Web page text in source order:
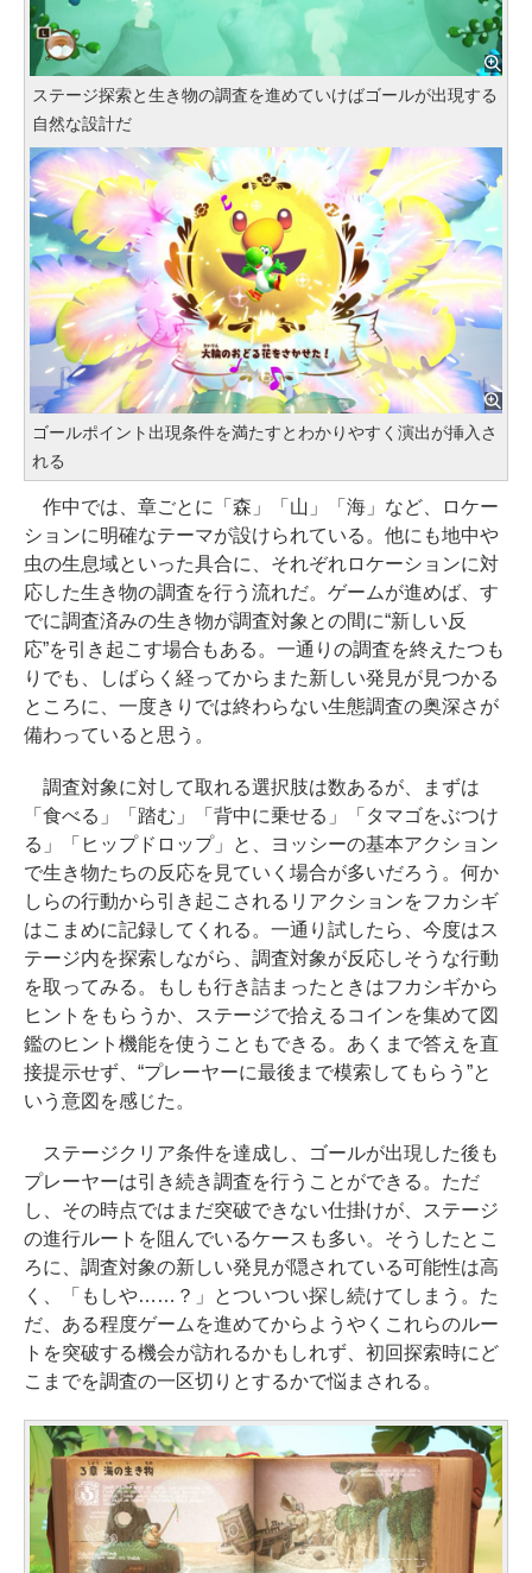
ステージ探索と生き物の調査を進めていけばゴールが出現する
自然な設計だ
ゴールポイント出現条件を満たすとわかりやすく演出が挿入さ
れる
作中では、章ごとに「森」「山」「海」など、ロケー
ションに明確なテーマが設けられている。他にも地中や
虫の生息域といった具合に、それぞれロケーションに対
応した生き物の調査を行う流れだ。ゲームが進めば、す
でに調査済みの生き物が調査対象との間に“新しい反
応”を引き起こす場合もある。一通りの調査を終えたつも
りでも、しばらく経ってからまた新しい発見が見つかる
ところに、一度きりでは終わらない生態調査の奥深さが
備わっていると思う。
調査対象に対して取れる選択肢は数あるが、まずは
「食べる」「踏む」「背中に乗せる」「タマゴをぶつけ
る」「ヒップドロップ」と、ヨッシーの基本アクション
で生き物たちの反応を見ていく場合が多いだろう。何か
しらの行動から引き起こされるリアクションをフカシギ
はこまめに記録してくれる。一通り試したら、今度はス
テージ内を探索しながら、調査対象が反応しそうな行動
を取ってみる。もしも行き詰まったときはフカシギから
ヒントをもらうか、ステージで拾えるコインを集めて図
鑑のヒント機能を使うこともできる。あくまで答えを直
接提示せず、“プレーヤーに最後まで模索してもらう”と
いう意図を感じた。
ステージクリア条件を達成し、ゴールが出現した後も
プレーヤーは引き続き調査を行うことができる。ただ
し、その時点ではまだ突破できない仕掛けが、ステージ
の進行ルートを阻んでいるケースも多い。そうしたとこ
ろに、調査対象の新しい発見が隠されている可能性は高
く、「もしや……？」とついつい探し続けてしまう。た
だ、ある程度ゲームを進めてからようやくこれらのルー
トを突破する機会が訪れるかもしれず、初回探索時にど
こまでを調査の一区切りとするかで悩まされる。